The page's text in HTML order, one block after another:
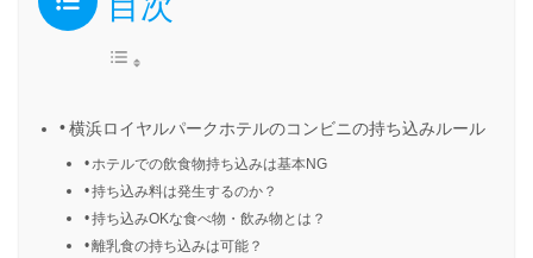
横浜ロイヤルパークホテルのコンビニの持ち込みルール
ホテルでの飲食物持ち込みは基本NG
持ち込み料は発生するのか？
持ち込みOKな食べ物・飲み物とは？
離乳食の持ち込みは可能？